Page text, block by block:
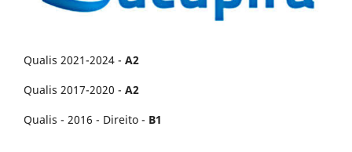
Qualis 2021-2024 - A2
Qualis 2017-2020 - A2
Qualis - 2016 - Direito - B1